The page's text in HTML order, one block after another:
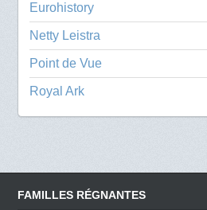
Eurohistory
Netty Leistra
Point de Vue
Royal Ark
FAMILLES RÉGNANTES